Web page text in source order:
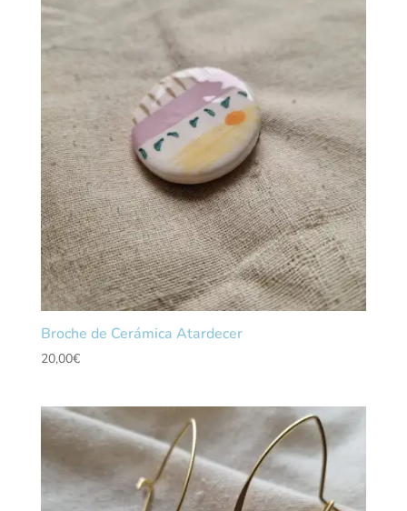
Broche de Cerámica Atardecer
20,00€